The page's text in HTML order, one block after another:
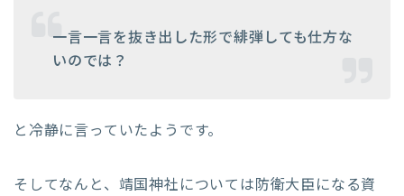
一言一言を抜き出した形で緋弾しても仕方な
いのでは？
と冷静に言っていたようです。
そしてなんと、靖国神社については防衛大臣になる資